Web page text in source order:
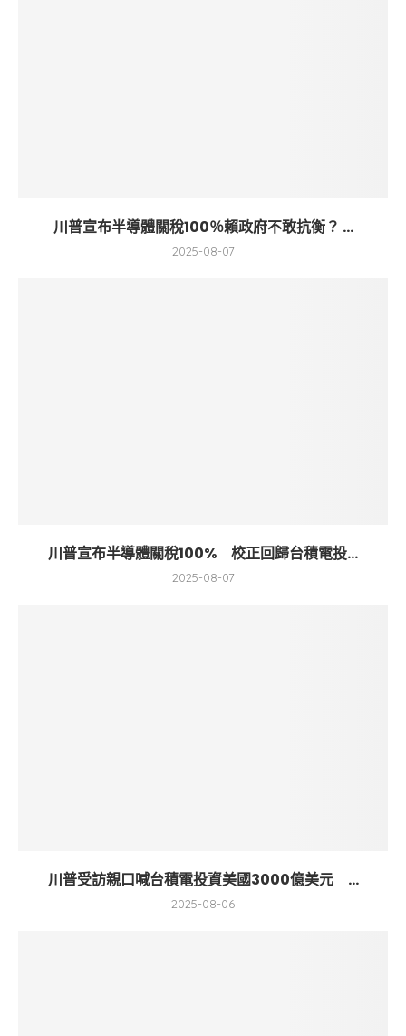
川普宣布半導體關稅100％賴政府不敢抗衡？ ...
2025-08-07
川普宣布半導體關稅100% 校正回歸台積電投...
2025-08-07
川普受訪親口喊台積電投資美國3000億美元 ...
2025-08-06